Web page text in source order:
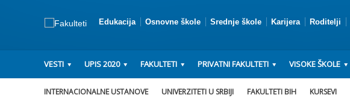
Edukacija Osnovne škole Srednje škole Karijera Roditelji
VESTI UPIS 2020 FAKULTETI PRIVATNI FAKULTETI VISOKE ŠKOLE
INTERNACIONALNE USTANOVE UNIVERZITETI U SRBIJI FAKULTETI BIH KURSEVI